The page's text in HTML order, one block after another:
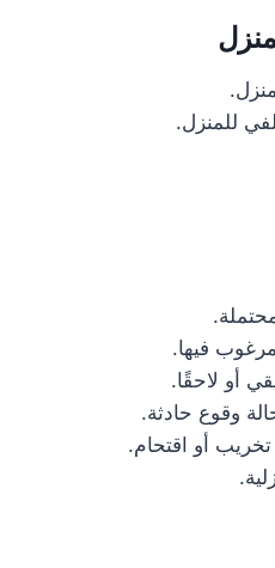
للمنزل.
فيها.
أو لاحقًا.
وقوع حادثة.
أو اقتحام.